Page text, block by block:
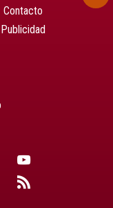
Contacto
Publicidad